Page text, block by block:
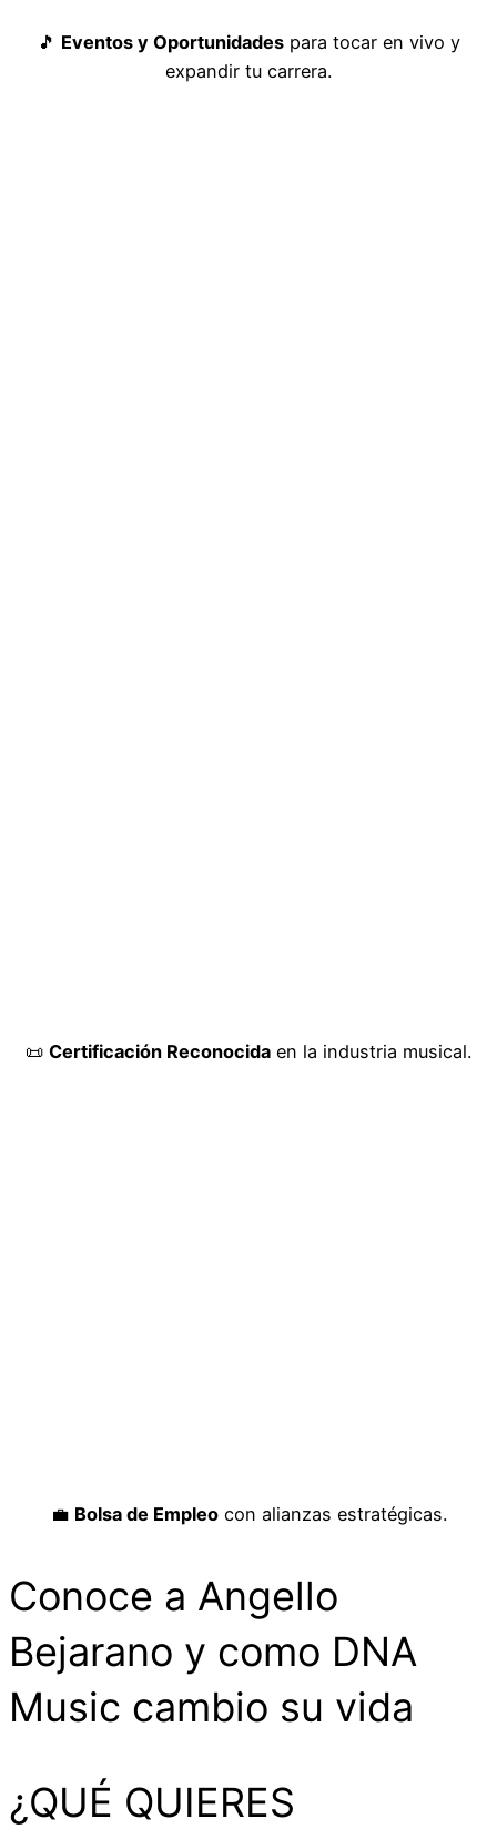
🎵 Eventos y Oportunidadespara tocar en vivo y
expandir tu carrera.
📜 Certificación Reconocida en la industria musical.
💼 Bolsa de Empleocon alianzas estratégicas.
Conoce a Angello
Bejarano y como DNA
Music cambio su vida
¿QUÉ QUIERES